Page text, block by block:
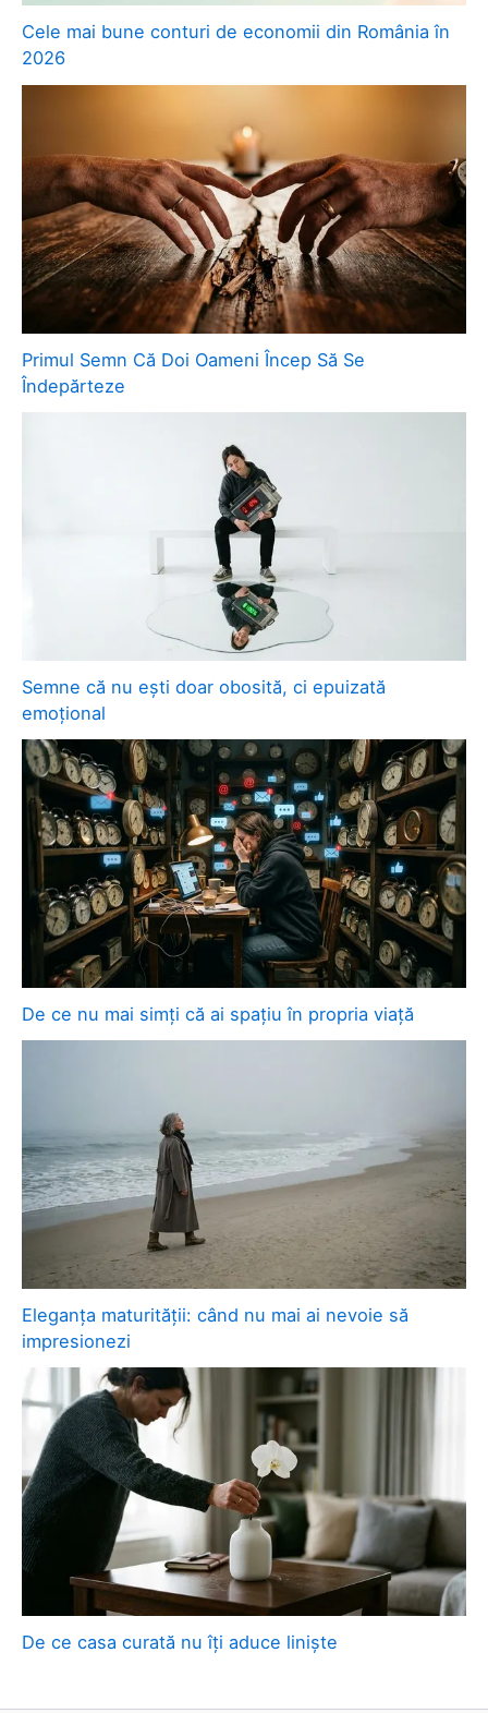
Cele mai bune conturi de economii din România în
2026
Primul Semn Că Doi Oameni Încep Să Se
Îndepărteze
Semne că nu ești doar obosită, ci epuizată
emoțional
De ce nu mai simți că ai spațiu în propria viață
Eleganța maturității: când nu mai ai nevoie să
impresionezi
De ce casa curată nu îți aduce liniște